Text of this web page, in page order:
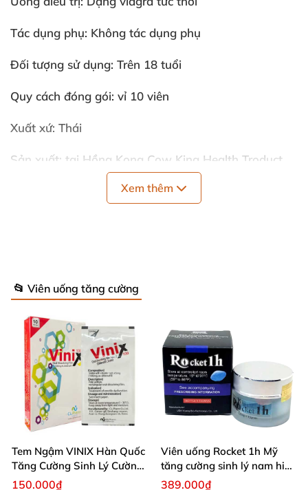
Tác dụng phụ: Không tác dụng phụ
Đối tượng sử dụng: Trên 18 tuổi
Quy cách đóng gói: vỉ 10 viên
Xuất xứ: Thái
Sản xuất: tại Hồng Kong Cow King Health Troduct
Co.LTD dựa trên công thức nhượng quyền của
America Shengliyuan (International) Science
Xem thêm
📂 Viên uống tăng cường
Tem Ngậm VINIX Hàn Quốc
Tăng Cường Sinh Lý Cường
Dương
150.000₫
Viên uống Rocket 1h Mỹ
tăng cường sinh lý nam hiệu
quả
389.000₫